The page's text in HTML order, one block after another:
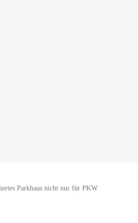
Parkhaus nicht nur für PKW